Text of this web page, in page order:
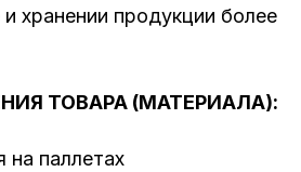
хранении продукции более
ТОВАРА (МАТЕРИАЛА):
на паллетах